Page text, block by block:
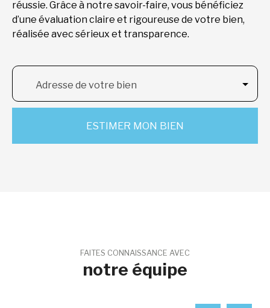
réussie. Grâce à notre savoir-faire, vous bénéficiez
d’une évaluation claire et rigoureuse de votre bien,
réalisée avec sérieux et transparence.
Adresse de votre bien
ESTIMER MON BIEN
FAITES CONNAISSANCE AVEC
notre équipe